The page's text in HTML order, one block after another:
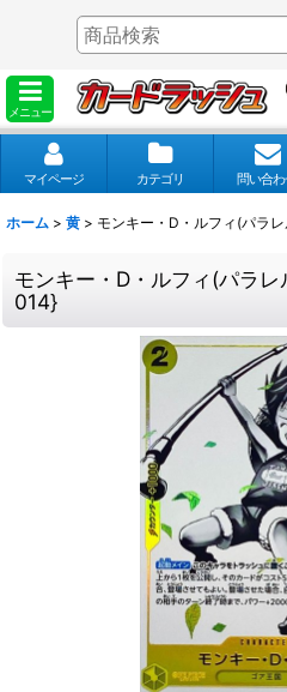
メニュー
マイページ カテゴリ 問い合
ホーム > 黄 > モンキー・D・ルフィ(パラ
モンキー・D・ルフィ(パラ
014}